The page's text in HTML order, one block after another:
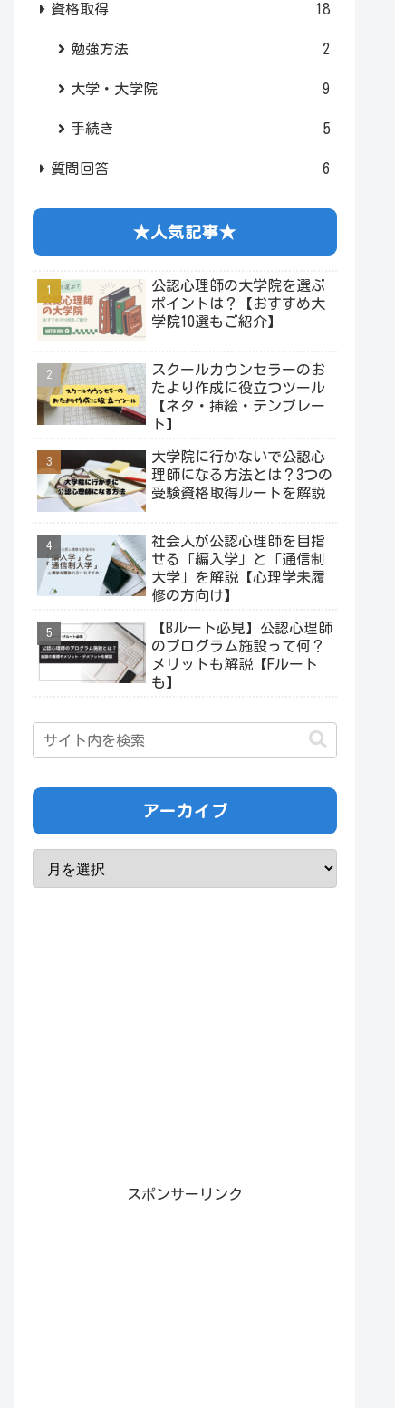
資格取得 18
勉強方法 2
大学・大学院 9
手続き 5
質問回答 6
★人気記事★
公認心理師の大学院を選ぶ
ポイントは？【おすすめ大
学院10選もご紹介】
スクールカウンセラーのお
たより作成に役立つツール
【ネタ・挿絵・テンプレー
ト】
大学院に行かないで公認心
理師になる方法とは？3つの
受験資格取得ルートを解説
社会人が公認心理師を目指
せる「編入学」と「通信制
大学」を解説【心理学未履
修の方向け】
【Bルート必見】公認心理師
のプログラム施設って何？
メリットも解説【Fルート
も】
アーカイブ
スポンサーリンク